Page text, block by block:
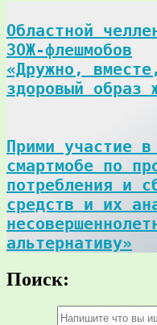
Областной
ЗОЖ-флешмобов
«Дружно,
здоровый образ
Прими участие в
смартмобе по
потребления и
средств и их
альтернативу»
Поиск: